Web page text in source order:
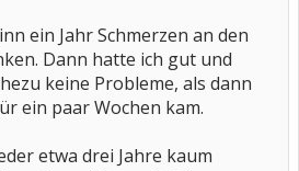
ein Jahr Schmerzen an den
Dann hatte ich gut und
keine Probleme, als dann
ein paar Wochen kam.
etwa drei Jahre kaum